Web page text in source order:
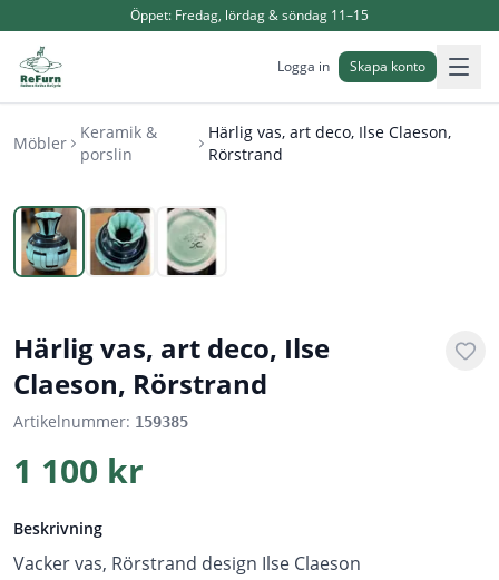
Öppet: Fredag, lördag & söndag 11–15
Logga in Skapa konto
Möbler
Keramik &
porslin
Härlig vas, art deco, Ilse Claeson,
Rörstrand
Härlig vas, art deco, Ilse
Claeson, Rörstrand
Artikelnummer: 159385
1 100 kr
Beskrivning
Vacker vas, Rörstrand design Ilse Claeson